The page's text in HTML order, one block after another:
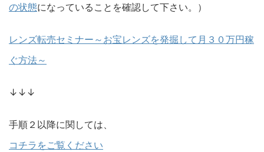
の状態になっていることを確認して下さい。）
レンズ転売セミナー～お宝レンズを発掘して月３０万円稼
ぐ方法～
↓↓↓
手順２以降に関しては、
コチラをご覧ください